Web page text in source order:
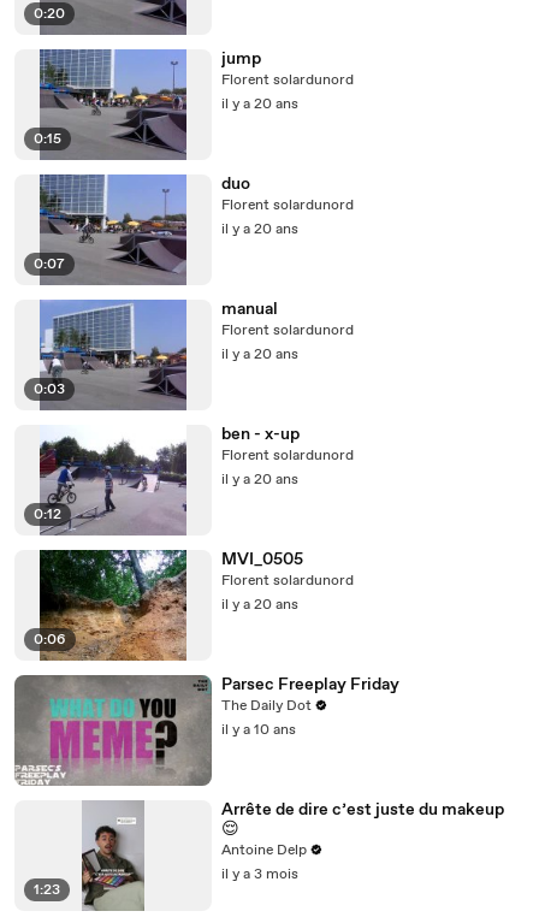
0:20
0:15
jump
Florent solardunord
il y a 20 ans
0:07
duo
Florent solardunord
il y a 20 ans
0:03
manual
Florent solardunord
il y a 20 ans
0:12
ben - x-up
Florent solardunord
il y a 20 ans
0:06
MVI_0505
Florent solardunord
il y a 20 ans
Parsec Freeplay Friday
The Daily Dot
il y a 10 ans
1:23
Arrête de dire c’est juste du makeup
😌
Antoine Delp
il y a 3 mois